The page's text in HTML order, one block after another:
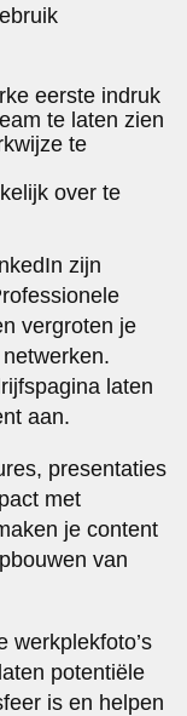
eerste indruk
te laten zien
te
over te
zijn
vergroten je
laten
aan.
presentaties
met
je content
van
werkplekfoto’s
potentiële
is en helpen